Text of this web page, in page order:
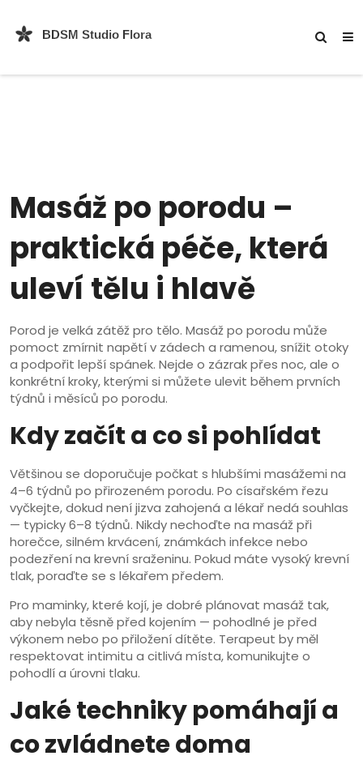
Masáž po porodu –
praktická péče, která
uleví tělu i hlavě
Porod je velká zátěž pro tělo. Masáž po porodu může
pomoct zmírnit napětí v zádech a ramenou, snížit otoky
a podpořit lepší spánek. Nejde o zázrak přes noc, ale o
konkrétní kroky, kterými si můžete ulevit během prvních
týdnů i měsíců po porodu.
Kdy začít a co si pohlídat
Většinou se doporučuje počkat s hlubšími masážemi na
4–6 týdnů po přirozeném porodu. Po císařském řezu
vyčkejte, dokud není jizva zahojená a lékař nedá souhlas
— typicky 6–8 týdnů. Nikdy nechoďte na masáž při
horečce, silném krvácení, známkách infekce nebo
podezření na krevní sraženinu. Pokud máte vysoký krevní
tlak, poraďte se s lékařem předem.
Pro maminky, které kojí, je dobré plánovat masáž tak,
aby nebyla těsně před kojením — pohodlné je před
výkonem nebo po přiložení dítěte. Terapeut by měl
respektovat intimitu a citlivá místa, komunikujte o
pohodlí a úrovni tlaku.
Jaké techniky pomáhají a
co zvládnete doma